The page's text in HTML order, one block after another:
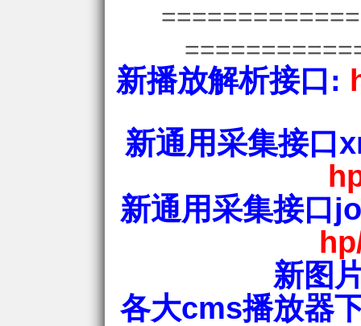
新播放解析接口:
新通用采集接口
新通用采集接口
新图
各大cms播放器